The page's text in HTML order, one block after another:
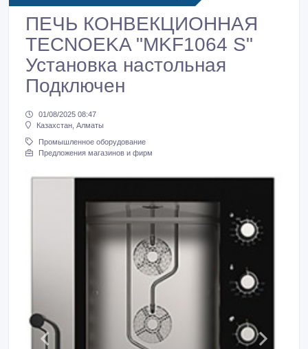
ПЕЧЬ КОНВЕКЦИОННАЯ
TECNOEKA "MKF1064 S"
Установка настольная
Подключен
01/08/2025 08:47
Казахстан, Алматы
Промышленное оборудование
Предложения магазинов и фирм